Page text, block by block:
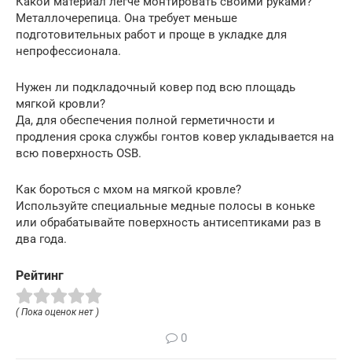
Металлочерепица. Она требует меньше
подготовительных работ и проще в укладке для
непрофессионала.
Нужен ли подкладочный ковер под всю площадь
мягкой кровли?
Да, для обеспечения полной герметичности и
продления срока службы гонтов ковер укладывается на
всю поверхность OSB.
Как бороться с мхом на мягкой кровле?
Используйте специальные медные полосы в коньке
или обрабатывайте поверхность антисептиками раз в
два года.
Рейтинг
( Пока оценок нет )
0